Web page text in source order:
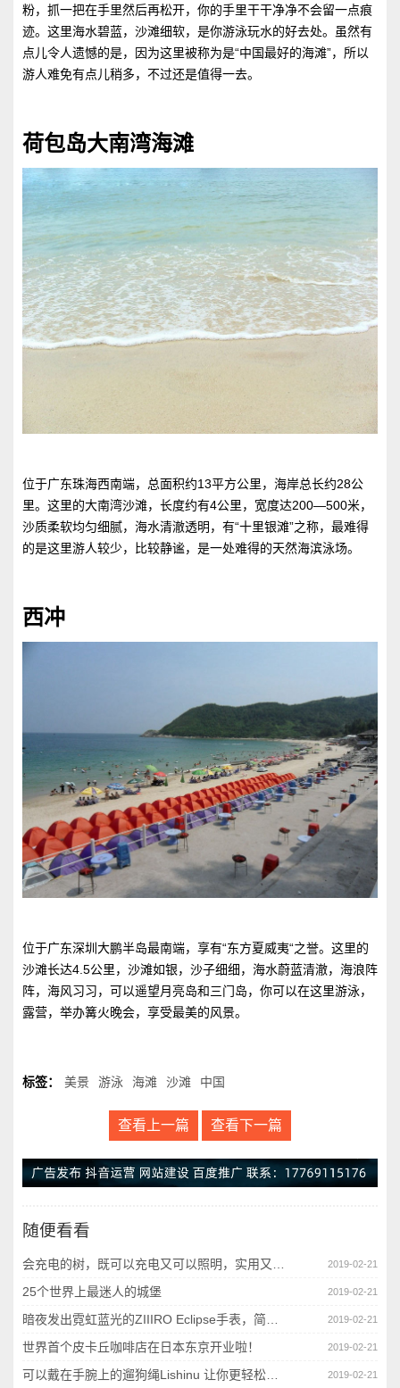
粉，抓一把在手里然后再松开，你的手里干干净净不会留一点痕
迹。这里海水碧蓝，沙滩细软，是你游泳玩水的好去处。虽然有
点儿令人遗憾的是，因为这里被称为是“中国最好的海滩”，所以
游人难免有点儿稍多，不过还是值得一去。
荷包岛大南湾海滩
位于广东珠海西南端，总面积约13平方公里，海岸总长约28公
里。这里的大南湾沙滩，长度约有4公里，宽度达200—500米，
沙质柔软均匀细腻，海水清澈透明，有“十里银滩”之称，最难得
的是这里游人较少，比较静谧，是一处难得的天然海滨泳场。
西冲
位于广东深圳大鹏半岛最南端，享有“东方夏威夷“之誉。这里的
沙滩长达4.5公里，沙滩如银，沙子细细，海水蔚蓝清澈，海浪阵
阵，海风习习，可以遥望月亮岛和三门岛，你可以在这里游泳，
露营，举办篝火晚会，享受最美的风景。
标签： 美景 游泳 海滩 沙滩 中国
查看上一篇 查看下一篇
随便看看
2019-02-21
2019-02-21
25个世界上最迷人的城堡
2019-02-21
2019-02-21
世界首个皮卡丘咖啡店在日本东京开业啦！
2019-02-21